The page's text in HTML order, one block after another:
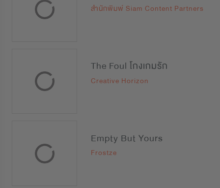
สำนักพิมพ์ Siam Content Partners
The Foul โกงเกมรัก
Creative Horizon
Empty But Yours
Frostze